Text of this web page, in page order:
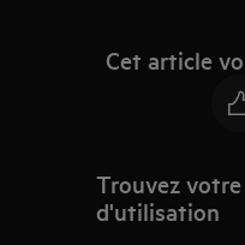
Cet article
Trouvez
d'utilisation